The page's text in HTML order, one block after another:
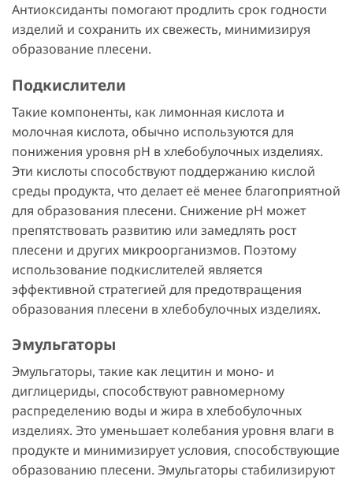
Антиоксиданты помогают продлить срок годности
изделий и сохранить их свежесть, минимизируя
образование плесени.
Подкислители
Такие компоненты, как лимонная кислота и
молочная кислота, обычно используются для
понижения уровня pH в хлебобулочных изделиях.
Эти кислоты способствуют поддержанию кислой
среды продукта, что делает её менее благоприятной
для образования плесени. Снижение pH может
препятствовать развитию или замедлять рост
плесени и других микроорганизмов. Поэтому
использование подкислителей является
эффективной стратегией для предотвращения
образования плесени в хлебобулочных изделиях.
Эмульгаторы
Эмульгаторы, такие как лецитин и моно- и
диглицериды, способствуют равномерному
распределению воды и жира в хлебобулочных
изделиях. Это уменьшает колебания уровня влаги в
продукте и минимизирует условия, способствующие
образованию плесени. Эмульгаторы стабилизируют